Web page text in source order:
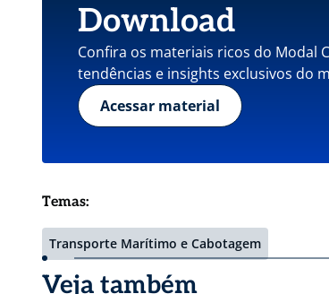
Download
Confira os materiais ricos do Modal
tendências e insights exclusivos do
Acessar material
Temas:
Transporte Marítimo e Cabotagem
Veja também